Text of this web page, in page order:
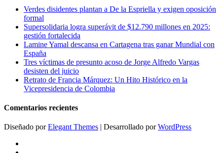
Verdes disidentes plantan a De la Espriella y exigen oposición
formal
Supersolidaria logra superávit de $12.790 millones en 2025:
gestión fortalecida
Lamine Yamal descansa en Cartagena tras ganar Mundial con
España
Tres víctimas de presunto acoso de Jorge Alfredo Vargas
desisten del juicio
Retrato de Francia Márquez: Un Hito Histórico en la
Vicepresidencia de Colombia
Comentarios recientes
Diseñado porElegant Themes | Desarrollado porWordPress